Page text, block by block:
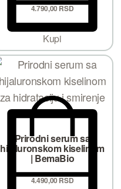
4.790,00RSD
Kupi
Prirodni serum sa
hijaluronskom kiselinom
| BemaBio
4.490,00RSD